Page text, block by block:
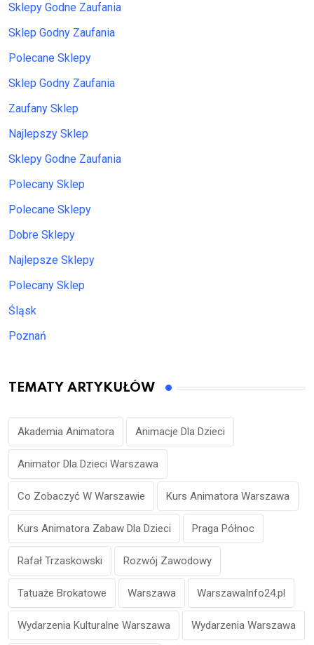
Sklepy Godne Zaufania
Sklep Godny Zaufania
Polecane Sklepy
Sklep Godny Zaufania
Zaufany Sklep
Najlepszy Sklep
Sklepy Godne Zaufania
Polecany Sklep
Polecane Sklepy
Dobre Sklepy
Najlepsze Sklepy
Polecany Sklep
Śląsk
Poznań
TEMATY ARTYKUŁÓW
Akademia Animatora Animacje Dla Dzieci
Animator Dla Dzieci Warszawa
Co Zobaczyć W Warszawie Kurs Animatora Warszawa
Kurs Animatora Zabaw Dla Dzieci Praga Północ
Rafał Trzaskowski Rozwój Zawodowy
Tatuaże Brokatowe Warszawa WarszawaInfo24.pl
Wydarzenia Kulturalne Warszawa Wydarzenia Warszawa